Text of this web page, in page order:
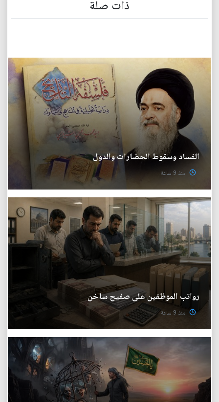
ذات صلة
الفساد وسقوط الحضارات والدول
منذ 9 ساعة
رواتب الموظفين على صفيح ساخن
منذ 9 ساعة